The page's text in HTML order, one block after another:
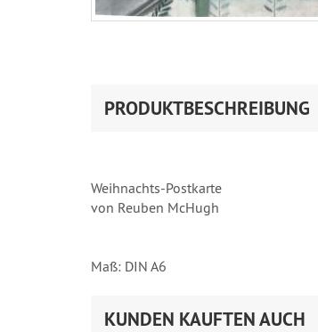
PRODUKTBESCHREIBUNG
Weihnachts-Postkarte
von Reuben McHugh
Maß: DIN A6
KUNDEN KAUFTEN AUCH